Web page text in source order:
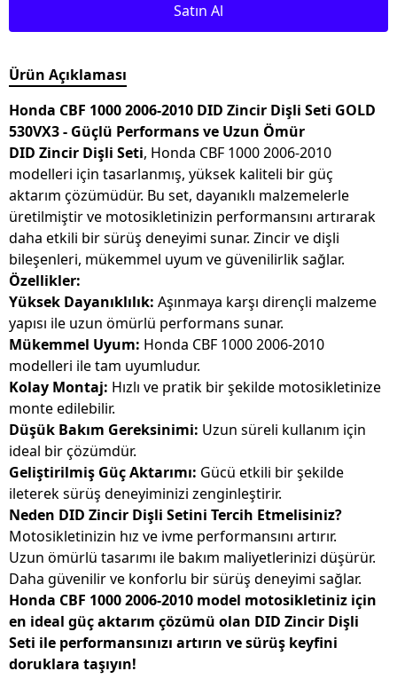
Satın Al
Ürün Açıklaması
Honda CBF 1000 2006-2010 DID Zincir Dişli Seti GOLD
530VX3 - Güçlü Performans ve Uzun Ömür
DID Zincir Dişli Seti, Honda CBF 1000 2006-2010
modelleri için tasarlanmış, yüksek kaliteli bir güç
aktarım çözümüdür. Bu set, dayanıklı malzemelerle
üretilmiştir ve motosikletinizin performansını artırarak
daha etkili bir sürüş deneyimi sunar. Zincir ve dişli
bileşenleri, mükemmel uyum ve güvenilirlik sağlar.
Özellikler:
Yüksek Dayanıklılık: Aşınmaya karşı dirençli malzeme
yapısı ile uzun ömürlü performans sunar.
Mükemmel Uyum: Honda CBF 1000 2006-2010
modelleri ile tam uyumludur.
Kolay Montaj: Hızlı ve pratik bir şekilde motosikletinize
monte edilebilir.
Düşük Bakım Gereksinimi: Uzun süreli kullanım için
ideal bir çözümdür.
Geliştirilmiş Güç Aktarımı: Gücü etkili bir şekilde
ileterek sürüş deneyiminizi zenginleştirir.
Neden DID Zincir Dişli Setini Tercih Etmelisiniz?
Motosikletinizin hız ve ivme performansını artırır.
Uzun ömürlü tasarımı ile bakım maliyetlerinizi düşürür.
Daha güvenilir ve konforlu bir sürüş deneyimi sağlar.
Honda CBF 1000 2006-2010 model motosikletiniz için
en ideal güç aktarım çözümü olan DID Zincir Dişli
Seti ile performansınızı artırın ve sürüş keyfini
doruklara taşıyın!